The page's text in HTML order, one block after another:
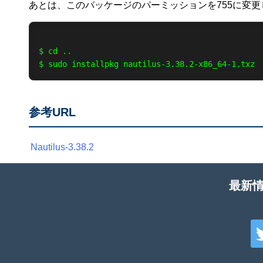
あとは、このパッケージのパーミッションを755に変
$ cd ..
参考URL
Nautilus-3.38.2
最新